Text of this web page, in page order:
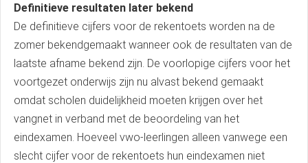
Definitieve resultaten later bekend
De definitieve cijfers voor de rekentoets worden na de
zomer bekendgemaakt wanneer ook de resultaten van de
laatste afname bekend zijn. De voorlopige cijfers voor het
voortgezet onderwijs zijn nu alvast bekend gemaakt
omdat scholen duidelijkheid moeten krijgen over het
vangnet in verband met de beoordeling van het
eindexamen. Hoeveel vwo-leerlingen alleen vanwege een
slecht cijfer voor de rekentoets hun eindexamen niet